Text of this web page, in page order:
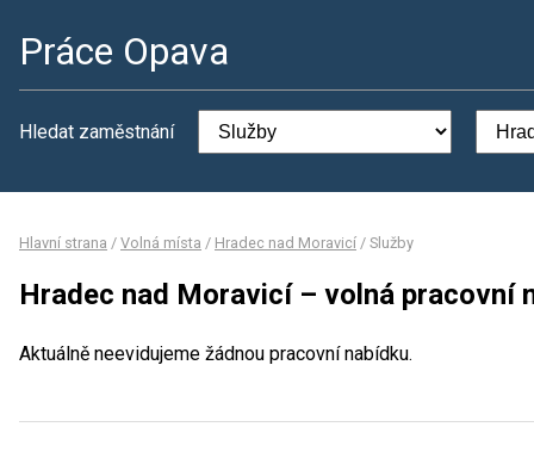
Práce Opava
Hledat zaměstnání
Hlavní strana / Volná místa / Hradec nad Moravicí / Služby
Hradec nad Moravicí – volná pracovní
Aktuálně neevidujeme žádnou pracovní nabídku.